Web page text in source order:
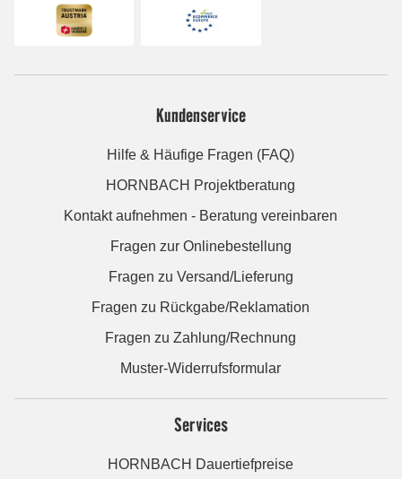
Kundenservice
Hilfe & Häufige Fragen (FAQ)
HORNBACH Projektberatung
Kontakt aufnehmen - Beratung vereinbaren
Fragen zur Onlinebestellung
Fragen zu Versand/Lieferung
Fragen zu Rückgabe/Reklamation
Fragen zu Zahlung/Rechnung
Muster-Widerrufsformular
Services
HORNBACH Dauertiefpreise